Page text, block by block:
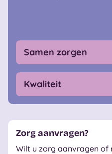
Samen zorgen
Kwaliteit
Zorg aanvragen?
Wilt u zorg aanvragen of